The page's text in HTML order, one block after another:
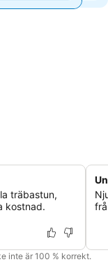
träbastun,
kostnad.
inte är 100 % korrekt.